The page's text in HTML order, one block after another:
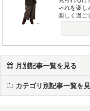
ゃれを楽し
楽しく過ご
月別記事一覧を見る
カテゴリ別記事一覧を